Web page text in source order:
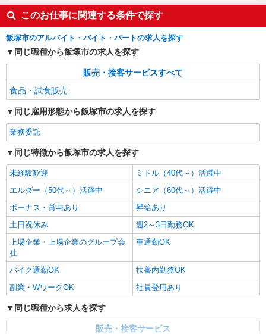
このお仕事に関連する条件で探す
飯塚市のアルバイト・バイト・パートの求人を探す
同じ職種から飯塚市の求人を探す
販売・接客サービスすべて
食品・試食販売
同じ雇用形態から飯塚市の求人を探す
業務委託
同じ特徴から飯塚市の求人を探す
未経験歓迎
ミドル（40代～）活躍中
エルダー（50代～）活躍中
シニア（60代～）活躍中
ボーナス・賞与あり
昇給あり
土日祝休み
週2～3日勤務OK
上場企業・上場企業のグループ会
社
車通勤OK
バイク通勤OK
扶養内勤務OK
副業・WワークOK
社員登用あり
同じ職種から求人を探す
販売・接客サービス